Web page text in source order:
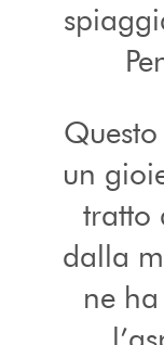
un
tratto
dalla
ne